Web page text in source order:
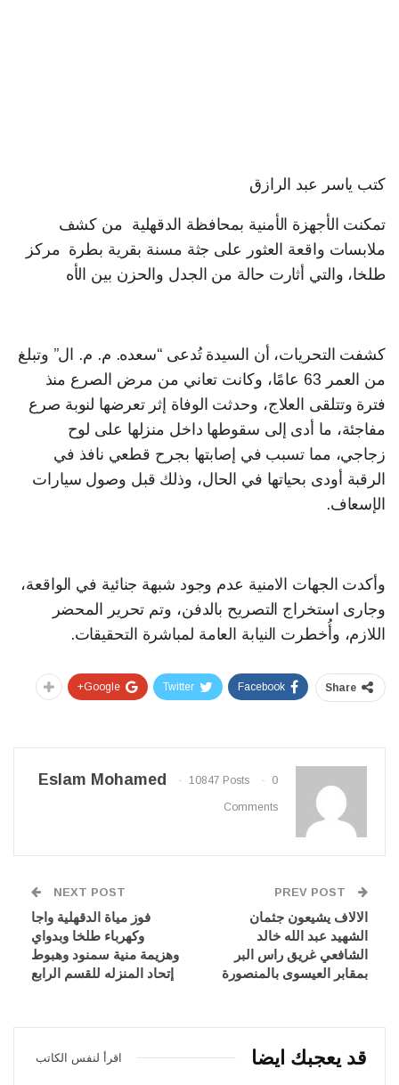
كتب ياسر عبد الرازق
تمكنت الأجهزة الأمنية بمحافظة الدقهلية من كشف
ملابسات واقعة العثور على جثة مسنة بقرية بطرة مركز
طلخا، والتي أثارت حالة من الجدل والحزن بين الأه
كشفت التحريات، أن السيدة تُدعى “سعده. م. م. ال” وتبلغ
من العمر 63 عامًا، وكانت تعاني من مرض الصرع منذ
فترة وتتلقى العلاج، وحدثت الوفاة إثر تعرضها لنوبة صرع
مفاجئة، ما أدى إلى سقوطها داخل منزلها على لوح
زجاجي، مما تسبب في إصابتها بجرح قطعي نافذ في
الرقبة أودى بحياتها في الحال، وذلك قبل وصول سيارات
الإسعاف.
وأكدت الجهات الامنية عدم وجود شبهة جنائية في الواقعة،
وجارى استخراج التصريح بالدفن، وتم تحرير المحضر
اللازم، وأُخطرت النيابة العامة لمباشرة التحقيقات.
Share
Facebook
Twitter
Google+
Eslam Mohamed 10847 Posts 0
Comments
الالاف يشيعون جثمان
الشهيد عبد الله خالد
الشافعي غريق راس البر
بمقابر العيسوى بالمنصورة
NEXT POST
فوز مياة الدقهلية واجا
وكهرباء طلخا وبدواي
وهزيمة منية سمنود وهبوط
إتحاد المنزله للقسم الرابع
قد يعجبك ايضا اقرأ لنفس الكاتب